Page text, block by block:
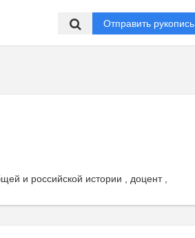
Отправить рукопись
и российской истории , доцент ,